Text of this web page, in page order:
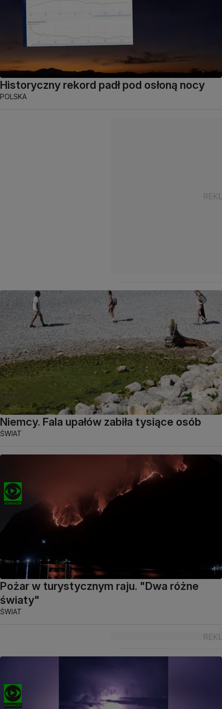
Historyczny rekord padł pod osłoną nocy
POLSKA
Niemcy. Fala upałów zabiła tysiące osób
ŚWIAT
Pożar w turystycznym raju. "Dwa różne
światy"
ŚWIAT